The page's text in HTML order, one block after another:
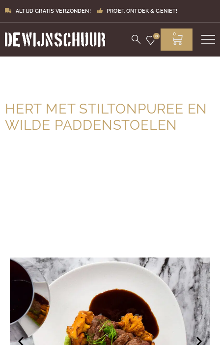
ALTIJD GRATIS VERZONDEN! PROEF, ONTDEK & GENIET!
0 0
HERT MET STILTONPUREE EN
WILDE PADDENSTOELEN